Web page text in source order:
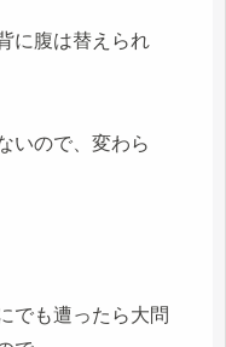
に腹は替えられ
いので、変わら
でも遭ったら大問